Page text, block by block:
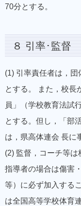
70分とする。
８ 引率･監督
(1) 引率責任者は，
とする。 また，校長
員」（学校教育法試
とする。但し，「部
は，県高体連会 長に
(2) 監督，コーチ等
指導者の場合は傷害
等）に必ず加入する
は全国高等学校体育